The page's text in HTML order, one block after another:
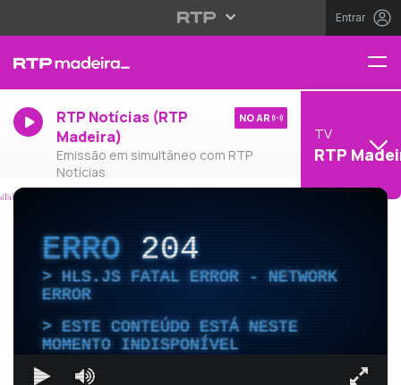
Entrar
RTP Notícias (RTP
Madeira)
Emissão em simultâneo com RTP
Notícias
NO AR
TV
RTP
ERRO204
HLS.JS FATAL ERROR - NETWORK
ERROR
ESTE CONTEÚDO ESTÁ NESTE
MOMENTO INDISPONÍVEL